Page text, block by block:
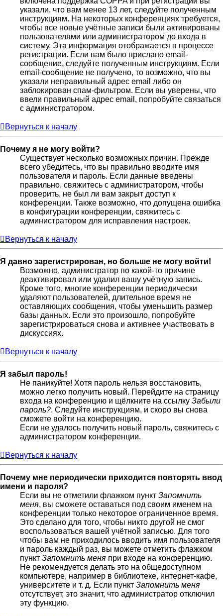
указали, что вам менее 13 лет, следуйте полученным
инструкциям. На некоторых конференциях требуется,
чтобы все новые учётные записи были активированы
пользователями или администратором до входа в
систему. Эта информация отображается в процессе
регистрации. Если вам было прислано email-
сообщение, следуйте полученным инструкциям. Если
email-сообщение не получено, то возможно, что вы
указали неправильный адрес email либо он
заблокирован спам-фильтром. Если вы уверены, что
ввели правильный адрес email, попробуйте связаться
с администратором.
Вернуться к началу
Почему я не могу войти?
Существует несколько возможных причин. Прежде
всего убедитесь, что вы правильно вводите имя
пользователя и пароль. Если данные введены
правильно, свяжитесь с администратором, чтобы
проверить, не был ли вам закрыт доступ к
конференции. Также возможно, что допущена ошибка
в конфигурации конференции, свяжитесь с
администратором для исправления настроек.
Вернуться к началу
Я давно зарегистрирован, но больше не могу войти!
Возможно, администратор по какой-то причине
деактивировал или удалил вашу учётную запись.
Кроме того, многие конференции периодически
удаляют пользователей, длительное время не
оставляющих сообщения, чтобы уменьшить размер
базы данных. Если это произошло, попробуйте
зарегистрироваться снова и активнее участвовать в
дискуссиях.
Вернуться к началу
Я забыл пароль!
Не паникуйте! Хотя пароль нельзя восстановить,
можно легко получить новый. Перейдите на страницу
входа на конференцию и щёлкните на ссылку Забыли
пароль?. Следуйте инструкциям, и скоро вы снова
сможете войти на конференцию.
Если не удалось получить новый пароль, свяжитесь с
администратором конференции.
Вернуться к началу
Почему мне периодически приходится повторять ввод
имени и пароля?
Если вы не отметили флажком пункт Запомнить
меня, вы сможете оставаться под своим именем на
конференции только некоторое ограниченное время.
Это сделано для того, чтобы никто другой не смог
воспользоваться вашей учётной записью. Для того
чтобы вам не приходилось вводить имя пользователя
и пароль каждый раз, вы можете отметить флажком
пункт Запомнить меня при входе на конференцию.
Не рекомендуется делать это на общедоступном
компьютере, например в библиотеке, интернет-кафе,
университете и т. д. Если пункт Запомнить меня
отсутствует, это значит, что администратор отключил
эту функцию.